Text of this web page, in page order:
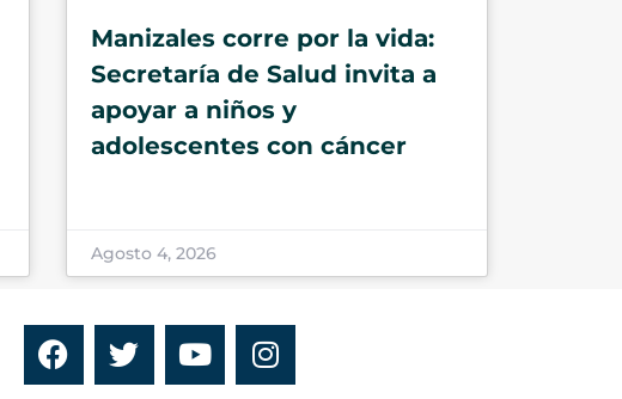
Manizales corre por la vida:
Secretaría de Salud invita a
apoyar a niños y
adolescentes con cáncer
Agosto 4, 2026